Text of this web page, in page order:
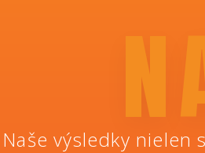
Naše výsledky nielen